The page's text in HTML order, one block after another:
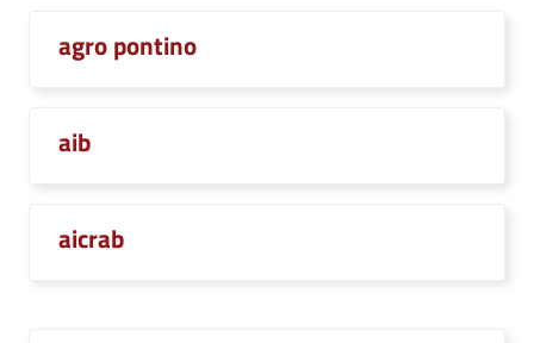
agro pontino
aib
aicrab